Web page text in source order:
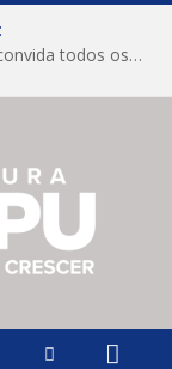
CONVITE A Prefeitura Municipal de Anapu convida todos os servidores públicos municipais para participarem da Audiência Pública de discussão da Lei de Diretrizes Orçamentárias (LDO), importante instrumento de planejamento das ações e investimentos da Administração Pública para o próximo exercício financeiro.